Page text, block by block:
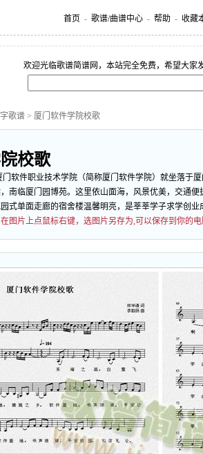
首页 - 歌谱/曲谱中心 - 帮助 - 收藏
欢迎光临歌谱简谱网，本站完全免费，希望大家
歌谱 > 厦门软件学院校歌
校歌
门软件职业技术学院（简称厦门软件学院）就坐落于
南临厦门园博苑。这里依山面海，风景优美，交通
式单面走廊的宿舍楼温馨明亮，是莘莘学子求学创
图片上点鼠标右键，选图片另存为,可以保存到你的